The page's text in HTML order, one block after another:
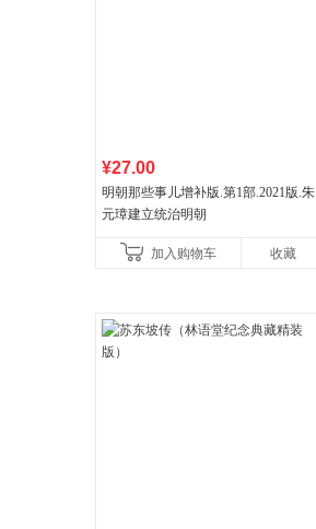
¥27.00
明朝那些事儿增补版.第1部.2021版.朱
元璋建立统治明朝
加入购物车 收藏